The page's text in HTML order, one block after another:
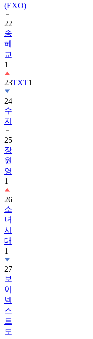
(EXO)
22
송
혜
교
1
23TXT1
24
수
지
25
장
원
영
1
26
소
녀
시
대
1
27
보
이
넥
스
트
도